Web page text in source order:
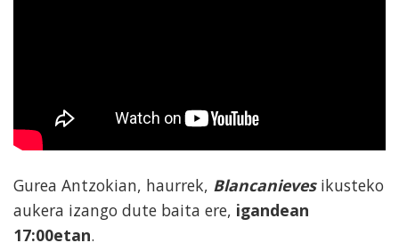
Gurea Antzokian, haurrek, Blancanieves ikusteko
aukera izango dute baita ere, igandean
17:00etan.